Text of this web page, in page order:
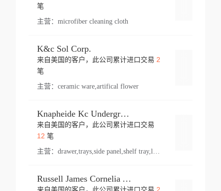
笔
主营： microfiber cleaning cloth
K&c Sol Corp.
来自美国的客户，此公司累计进口交易 2
笔
主营： ceramic ware,artifical flower
Knapheide Kc Underground
来自美国的客户，此公司累计进口交易
12 笔
主营：
Russell James Cornelia Arlington Va
2